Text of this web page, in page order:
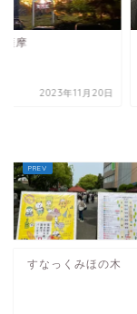
薩摩
2023年11月20日
すなっくみほの木